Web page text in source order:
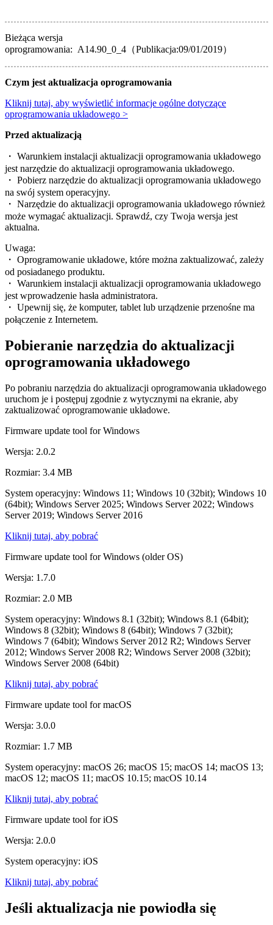
Bieżąca wersja
oprogramowania: A14.90_0_4（Publikacja:09/01/2019）
Czym jest aktualizacja oprogramowania
Kliknij tutaj, aby wyświetlić informacje ogólne dotyczące
oprogramowania układowego >
Przed aktualizacją
・ Warunkiem instalacji aktualizacji oprogramowania układowego
jest narzędzie do aktualizacji oprogramowania układowego.
・ Pobierz narzędzie do aktualizacji oprogramowania układowego
na swój system operacyjny.
・ Narzędzie do aktualizacji oprogramowania układowego również
może wymagać aktualizacji. Sprawdź, czy Twoja wersja jest
aktualna.
Uwaga:
・ Oprogramowanie układowe, które można zaktualizować, zależy
od posiadanego produktu.
・ Warunkiem instalacji aktualizacji oprogramowania układowego
jest wprowadzenie hasła administratora.
・ Upewnij się, że komputer, tablet lub urządzenie przenośne ma
połączenie z Internetem.
Pobieranie narzędzia do aktualizacji
oprogramowania układowego
Po pobraniu narzędzia do aktualizacji oprogramowania układowego
uruchom je i postępuj zgodnie z wytycznymi na ekranie, aby
zaktualizować oprogramowanie układowe.
Firmware update tool for Windows
Wersja: 2.0.2
Rozmiar: 3.4 MB
System operacyjny: Windows 11; Windows 10 (32bit); Windows 10
(64bit); Windows Server 2025; Windows Server 2022; Windows
Server 2019; Windows Server 2016
Kliknij tutaj, aby pobrać
Firmware update tool for Windows (older OS)
Wersja: 1.7.0
Rozmiar: 2.0 MB
System operacyjny: Windows 8.1 (32bit); Windows 8.1 (64bit);
Windows 8 (32bit); Windows 8 (64bit); Windows 7 (32bit);
Windows 7 (64bit); Windows Server 2012 R2; Windows Server
2012; Windows Server 2008 R2; Windows Server 2008 (32bit);
Windows Server 2008 (64bit)
Kliknij tutaj, aby pobrać
Firmware update tool for macOS
Wersja: 3.0.0
Rozmiar: 1.7 MB
System operacyjny: macOS 26; macOS 15; macOS 14; macOS 13;
macOS 12; macOS 11; macOS 10.15; macOS 10.14
Kliknij tutaj, aby pobrać
Firmware update tool for iOS
Wersja: 2.0.0
System operacyjny: iOS
Kliknij tutaj, aby pobrać
Jeśli aktualizacja nie powiodła się